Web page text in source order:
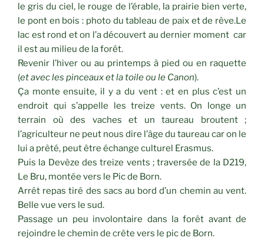
le gris du ciel, le rouge de l’érable, la prairie bien verte,
le pont en bois : photo du tableau de paix et de rêve.Le
lac est rond et on l’a découvert au dernier moment car
il est au milieu de la forêt.
Revenir l’hiver ou au printemps à pied ou en raquette
(et avec les pinceaux et la toile ou le Canon).
Ça monte ensuite, il y a du vent : et en plus c’est un
endroit qui s’appelle les treize vents. On longe un
terrain où des vaches et un taureau broutent ;
l’agriculteur ne peut nous dire l’âge du taureau car on le
lui a prêté, peut être échange culturel Erasmus.
Puis la Devèze des treize vents ; traversée de la D219,
Le Bru, montée vers le Pic de Born.
Arrêt repas tiré des sacs au bord d’un chemin au vent.
Belle vue vers le sud.
Passage un peu involontaire dans la forêt avant de
rejoindre le chemin de crête vers le pic de Born.